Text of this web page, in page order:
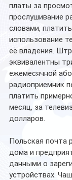
платы за
прослушивание
словами,
использование
её владения.
эквивалентны
ежемесячной
радиоприемник
платить
месяц, за
долларов.
Польская почта
дома и
данными о
устройствах.